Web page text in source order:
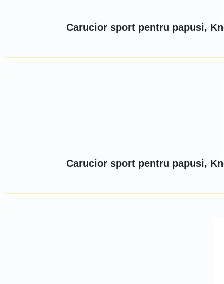
Carucior sport pentru papusi,
Carucior sport pentru papusi,